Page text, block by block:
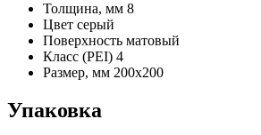
Толщина, мм 8
Цвет серый
Поверхность матовый
Класс (PEI) 4
Размер, мм 200х200
Упаковка